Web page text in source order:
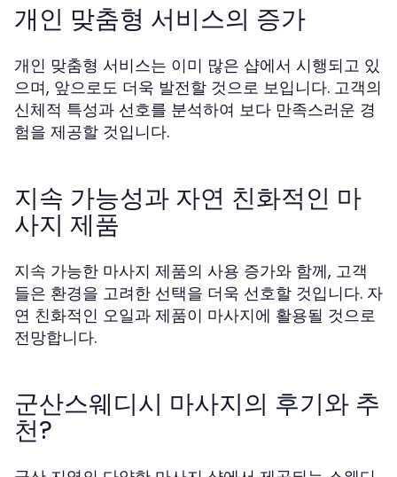
개인 맞춤형 서비스의 증가
개인 맞춤형 서비스는 이미 많은 샵에서 시행되고 있
으며, 앞으로도 더욱 발전할 것으로 보입니다. 고객의
신체적 특성과 선호를 분석하여 보다 만족스러운 경
험을 제공할 것입니다.
지속 가능성과 자연 친화적인 마
사지 제품
지속 가능한 마사지 제품의 사용 증가와 함께, 고객
들은 환경을 고려한 선택을 더욱 선호할 것입니다. 자
연 친화적인 오일과 제품이 마사지에 활용될 것으로
전망합니다.
군산스웨디시 마사지의 후기와 추
천?